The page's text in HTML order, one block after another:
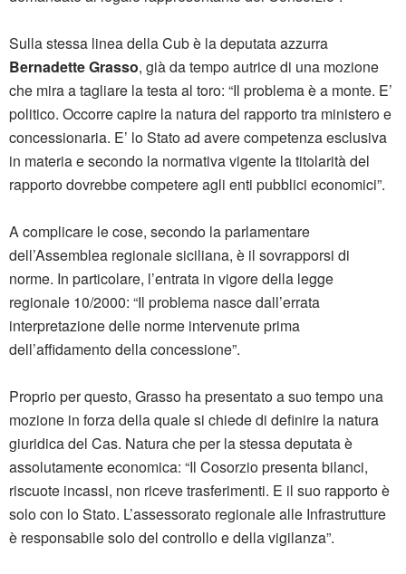
Sulla stessa linea della Cub è la deputata azzurra
Bernadette Grasso, già da tempo autrice di una mozione
che mira a tagliare la testa al toro: “Il problema è a monte. E’
politico. Occorre capire la natura del rapporto tra ministero e
concessionaria. E’ lo Stato ad avere competenza esclusiva
in materia e secondo la normativa vigente la titolarità del
rapporto dovrebbe competere agli enti pubblici economici”.
A complicare le cose, secondo la parlamentare
dell’Assemblea regionale siciliana, è il sovrapporsi di
norme. In particolare, l’entrata in vigore della legge
regionale 10/2000: “Il problema nasce dall’errata
interpretazione delle norme intervenute prima
dell’affidamento della concessione”.
Proprio per questo, Grasso ha presentato a suo tempo una
mozione in forza della quale si chiede di definire la natura
giuridica del Cas. Natura che per la stessa deputata è
assolutamente economica: “Il Cosorzio presenta bilanci,
riscuote incassi, non riceve trasferimenti. E il suo rapporto è
solo con lo Stato. L’assessorato regionale alle Infrastrutture
è responsabile solo del controllo e della vigilanza”.